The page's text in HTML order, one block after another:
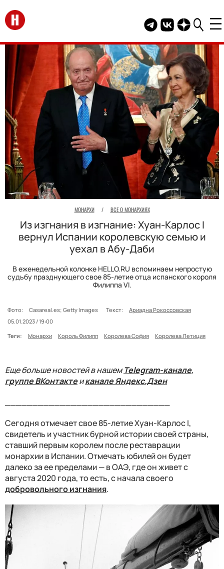
Перейти на главную
Telegram канал
Группа HELLO
Канал
МОНАРХИ / ВСЕ О МОНАРХИЯХ
Из изгнания в изгнание: Хуан-Карлос I
вернул Испании королевскую семью и
уехал в Абу-Даби
В еженедельной колонке HELLO.RU вспоминаем непростую
судьбу празднующего свое 85-летие отца испанского короля
Филиппа VI.
Фото: Casareal.es; Getty Images Текст:
Ариадна Рокоссовская
05.01.2023 / 19:00
Теги:
Монархи Король Филипп Королева София Королева Летиция
Еще больше новостей в нашемTelegram-канале,
группе ВКонтактеиканале Яндекс.Дзен
Сегодня отмечает свое 85-летие Хуан-Карлос I,
свидетель и участник бурной истории своей страны,
ставший первым королем после реставрации
монархии в Испании. Отмечать юбилей он будет
далеко за ее пределами — в ОАЭ, где он живет с
августа 2020 года, то есть, с начала своего
добровольного изгнания.